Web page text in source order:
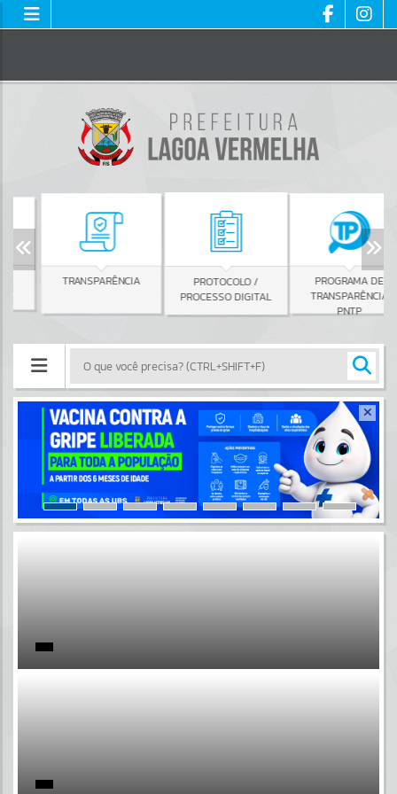
TRANSPARÊNCIA
PROTOCOLO /
PROCESSO DIGITAL
PROGRAMA DE
TRANSPARÊNCIA
PNTP
Resultados para""
Portais
Por favor, aguarde...
Por favor, aguarde...